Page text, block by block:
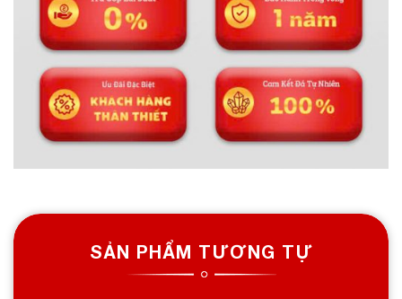
SẢN PHẨM TƯƠNG TỰ